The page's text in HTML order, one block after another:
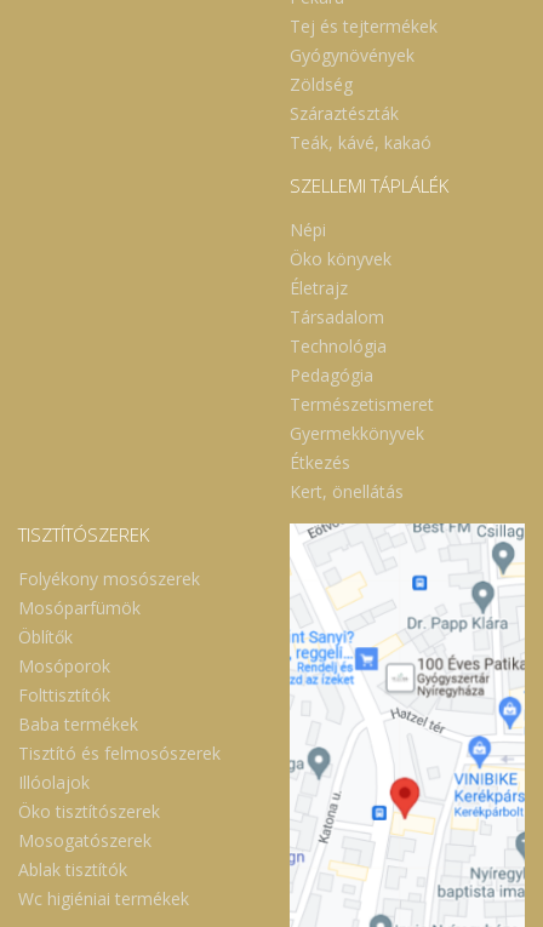
Tej és tejtermékek
Gyógynövények
Zöldség
Száraztészták
Teák, kávé, kakaó
SZELLEMI TÁPLÁLÉK
Népi
Öko könyvek
Életrajz
Társadalom
Technológia
Pedagógia
Természetismeret
Gyermekkönyvek
Étkezés
Kert, önellátás
TISZTÍTÓSZEREK
Folyékony mosószerek
Mosóparfümök
Öblítők
Mosóporok
Folttisztítók
Baba termékek
Tisztító és felmosószerek
Illóolajok
Öko tisztítószerek
Mosogatószerek
Ablak tisztítók
Wc higiéniai termékek